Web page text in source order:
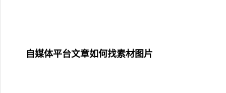
自媒体平台文章如何找素材图片